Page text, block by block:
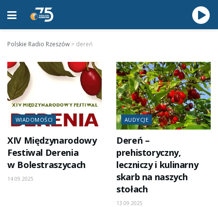
Polskie Radio Rzeszów > dereń
WIADOMOŚCI
XIV Międzynarodowy
Festiwal Derenia
w Bolestraszycach
14.09.2025
AUDYCJE
Dereń –
prehistoryczny,
leczniczy i kulinarny
skarb na naszych
stołach
13.09.2025